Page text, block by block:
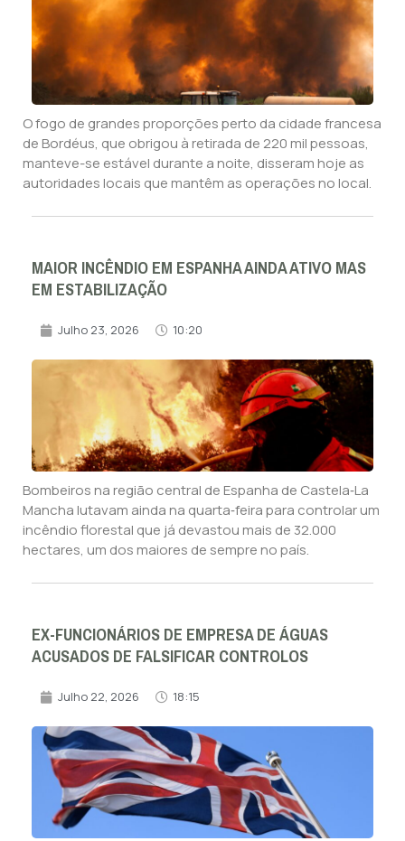
O fogo de grandes proporções perto da cidade francesa
de Bordéus, que obrigou à retirada de 220 mil pessoas,
manteve-se estável durante a noite, disseram hoje as
autoridades locais que mantêm as operações no local.
MAIOR INCÊNDIO EM ESPANHA AINDA ATIVO MAS
EM ESTABILIZAÇÃO
Julho 23, 2026 10:20
Bombeiros na região central de Espanha de Castela‑La
Mancha lutavam ainda na quarta‑feira para controlar um
incêndio florestal que já devastou mais de 32.000
hectares, um dos maiores de sempre no país.
EX-FUNCIONÁRIOS DE EMPRESA DE ÁGUAS
ACUSADOS DE FALSIFICAR CONTROLOS
Julho 22, 2026 18:15